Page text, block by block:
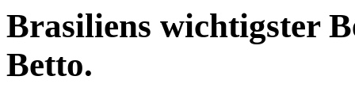
Brasiliens wichtigster
Betto.